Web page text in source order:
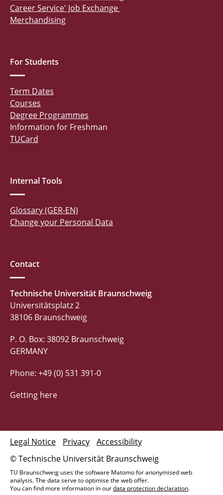
Career Service' Job Exchange
Merchandising
For Students
Term Dates
Courses
Degree Programmes
Information for Freshman
TUCard
Internal Tools
Glossary (GER-EN)
Change your Personal Data
Contact
Technische Universität Braunschweig
Universitätsplatz 2
38106 Braunschweig
P. O. Box: 38092 Braunschweig
GERMANY
Phone: +49 (0) 531 391-0
Getting here
© Technische Universität Braunschweig
Legal Notice Privacy Accessibility
TU Braunschweig uses the software Matomo for anonymised web
analysis. The data serve to optimise the web offer.
You can find more information in ourdata protection declaration.